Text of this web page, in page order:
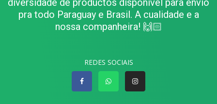
diversidade de productos disponivel para envío
pra todo Paraguay e Brasil. A cualidade e a
nossa companheira! 🙌🏻
REDES SOCIAIS